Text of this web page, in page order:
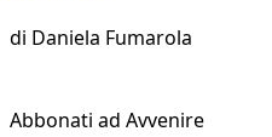
di Daniela Fumarola
Abbonati ad Avvenire